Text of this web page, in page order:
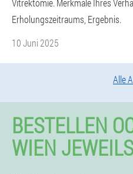
Vitrektomie. Merkmale Ihres
Erholungszeitraums, Ergebnis.
10 Juni 2025
Alle
BESTELLEN
WIEN